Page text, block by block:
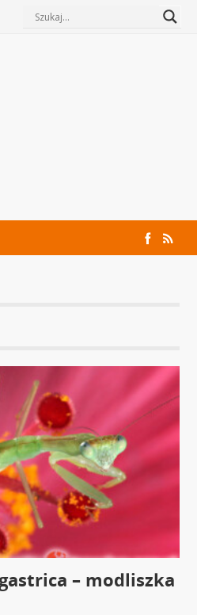
– modliszka